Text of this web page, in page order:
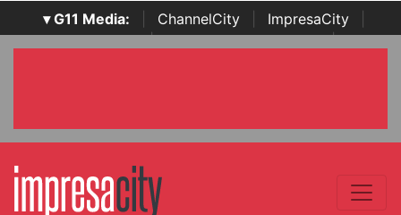
▾ G11 Media: ChannelCity ImpresaCity
SecurityOpenLab | Italian Channel Awards | Italian